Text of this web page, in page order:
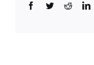
Facebook
TwitterReddit